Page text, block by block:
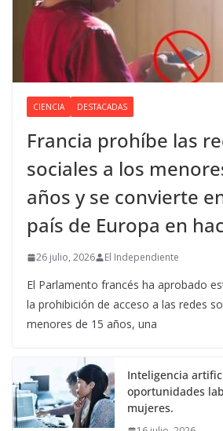
CIENCIA DESTACADAS
Francia prohíbe las
sociales a los
años y se convierte
país de Europa en
26 julio, 2026 El Independiente
El Parlamento francés ha aprobado
la prohibición de acceso a las redes
menores de 15 años, una
Inteligencia
oportunidades
mujeres.